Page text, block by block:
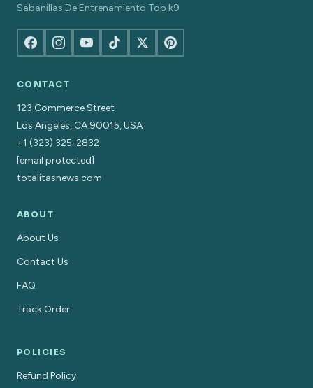
Sabanillas De Entrenamiento Top k9
CONTACT
123 Commerce Street
Los Angeles, CA 90015, USA
+1 (323) 325-2832
[email protected]
totalitasnews.com
ABOUT
About Us
Contact Us
FAQ
Track Order
POLICIES
Refund Policy